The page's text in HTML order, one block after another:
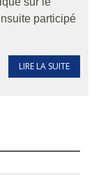
participé
LIRE LA SUITE